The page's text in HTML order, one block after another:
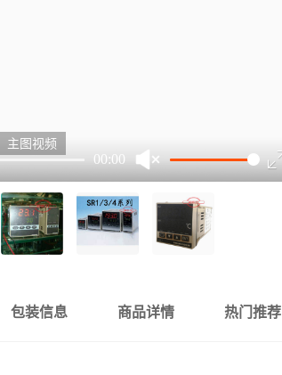
00:00
主图视频
包装信息 商品详情 热门推荐